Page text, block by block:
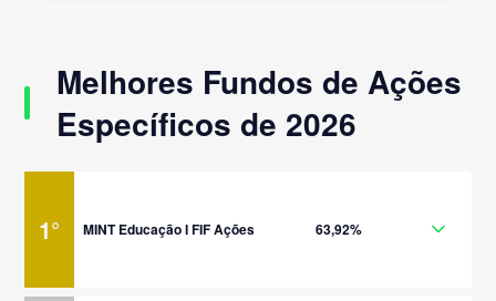
Melhores Fundos de Ações
Específicos de 2026
1° MINT Educação I FIF Ações 63,92%